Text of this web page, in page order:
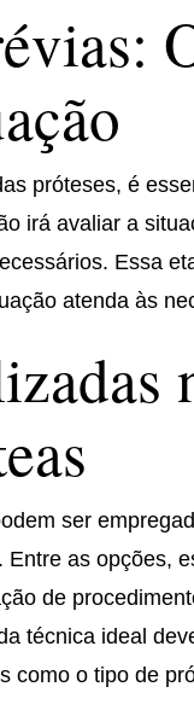
próteses, é
irá avaliar a
Essa
atenda às
ser
as opções,
de
técnica ideal
como o tipo de